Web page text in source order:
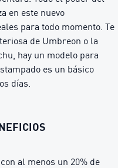
en este nuevo
para todo momento. Te
de Umbreon o la
hay un modelo para
es un básico
días.
al menos un 20% de